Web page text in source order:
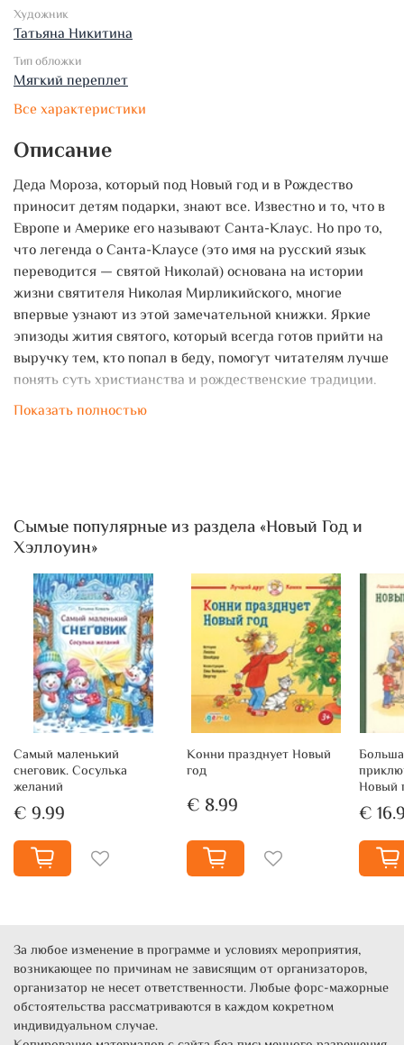
Художник
Татьяна Никитина
Тип обложки
Мягкий переплет
Все характеристики
Описание
Деда Мороза, который под Новый год и в Рождество
приносит детям подарки, знают все. Известно и то, что в
Европе и Америке его называют Санта-Клаус. Но про то,
что легенда о Санта-Клаусе (это имя на русский язык
переводится — святой Николай) основана на истории
жизни святителя Николая Мирликийского, многие
впервые узнают из этой замечательной книжки. Яркие
эпизоды жития святого, который всегда готов прийти на
выручку тем, кто попал в беду, помогут читателям лучше
понять суть христианства и рождественские традиции.
Показать полностью
Сымые популярные из раздела «Новый Год и
Хэллоуин»
Самый маленький
снеговик. Сосулька
желаний
€ 9.99
Конни празднует Новый
год
€ 8.99
Новый
€
За любое изменение в программе и условиях мероприятия,
возникающее по причинам не зависящим от организаторов,
организатор не несет ответственности. Любые форс-мажорные
обстоятельства рассматриваются в каждом кокретном
индивидуальном случае.